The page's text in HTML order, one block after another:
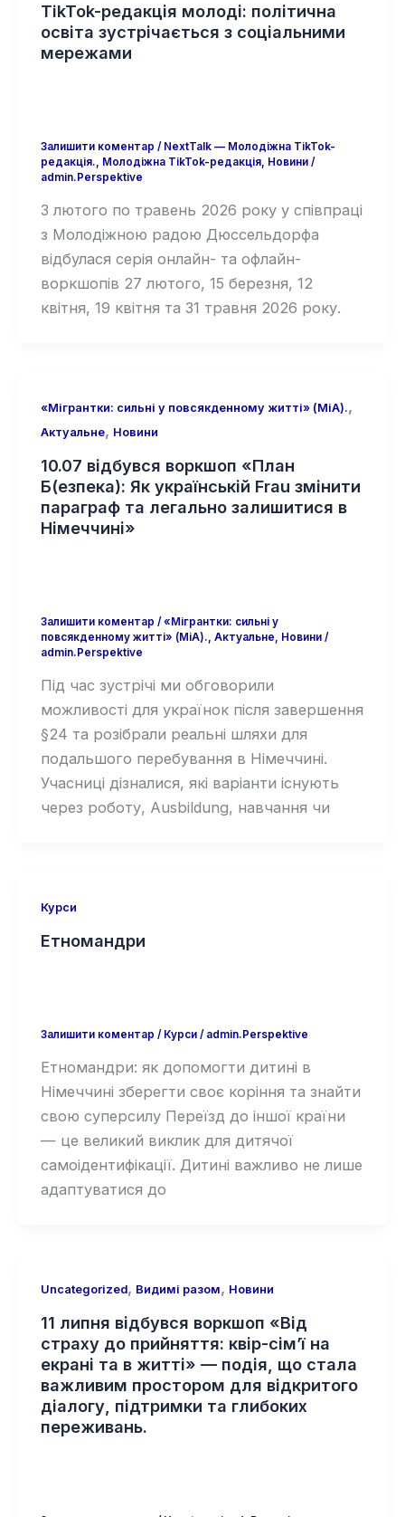
TikTok-редакція молоді: політична
освіта зустрічається з соціальними
мережами
Залишити коментар / NextTalk — Молодіжна TikTok-
редакція.
Молодіжна TikTok-редакція, Новини/
admin.Perspektive
З лютого по травень 2026 року у співпраці
з Молодіжною радою Дюссельдорфа
відбулася серія онлайн- та офлайн-
воркшопів 27 лютого, 15 березня, 12
квітня, 19 квітня та 31 травня 2026 року.
«Мігрантки: сильні у повсякденному житті» (MiA).,
Актуальне, Новини
10.07 відбувся воркшоп «План
Б(езпека): Як українській Frau змінити
параграф та легально залишитися в
Німеччині»
Залишити коментар /«Мігрантки: сильні у
повсякденному житті» (MiA)., Актуальне, Новини/
admin.Perspektive
Під час зустрічі ми обговорили
можливості для українок після завершення
§24 та розібрали реальні шляхи для
подальшого перебування в Німеччині.
Учасниці дізналися, які варіанти існують
через роботу, Ausbildung, навчання чи
Курси
Етномандри
Залишити коментар / Курси/ admin.Perspektive
Етномандри: як допомогти дитині в
Німеччині зберегти своє коріння та знайти
свою суперсилу Переїзд до іншої країни
— це великий виклик для дитячої
самоідентифікації. Дитині важливо не лише
адаптуватися до
Uncategorized, Видимі разом, Новини
11 липня відбувся воркшоп «Від
страху до прийняття: квір-сімʼї на
екрані та в житті» — подія, що стала
важливим простором для відкритого
діалогу, підтримки та глибоких
переживань.